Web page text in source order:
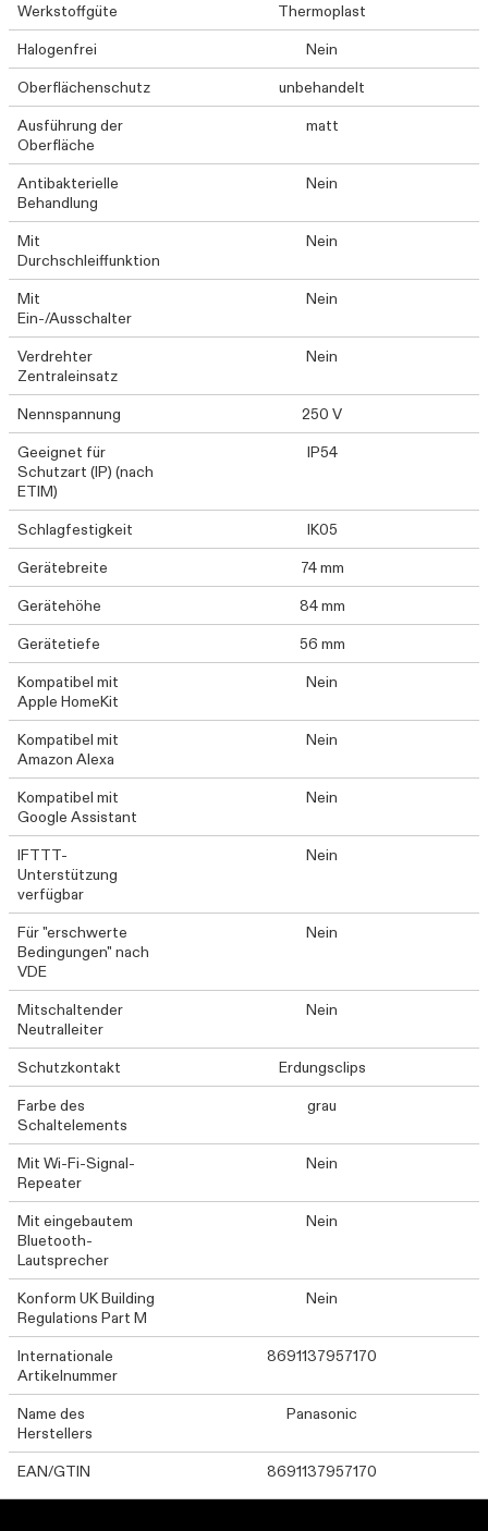
Werkstoffgüte
Thermoplast
Halogenfrei
Nein
Oberflächenschutz
unbehandelt
Ausführung der
Oberfläche
matt
Antibakterielle
Behandlung
Nein
Mit
Durchschleiffunktion
Nein
Mit
Ein-/Ausschalter
Nein
Verdrehter
Zentraleinsatz
Nein
Nennspannung
250 V
Geeignet für
Schutzart (IP) (nach
ETIM)
IP54
Schlagfestigkeit
IK05
Gerätebreite
74 mm
Gerätehöhe
84 mm
Gerätetiefe
56 mm
Kompatibel mit
Apple HomeKit
Nein
Kompatibel mit
Amazon Alexa
Nein
Kompatibel mit
Google Assistant
Nein
IFTTT-
Unterstützung
verfügbar
Nein
Für "erschwerte
Bedingungen" nach
VDE
Nein
Mitschaltender
Neutralleiter
Nein
Schutzkontakt
Erdungsclips
Farbe des
Schaltelements
grau
Mit Wi-Fi-Signal-
Repeater
Nein
Mit eingebautem
Bluetooth-
Lautsprecher
Nein
Konform UK Building
Regulations Part M
Nein
Internationale
Artikelnummer
8691137957170
Name des
Herstellers
Panasonic
EAN/GTIN 8691137957170